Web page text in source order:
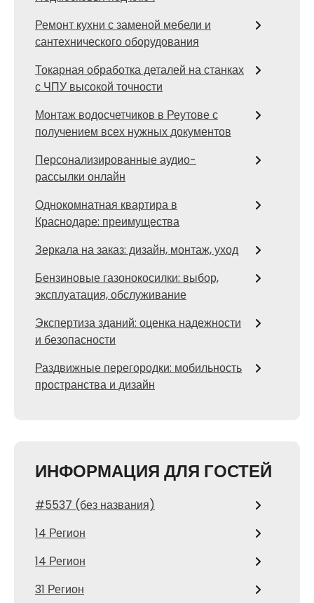
Ремонт кухни с заменой мебели и
сантехнического оборудования
Токарная обработка деталей на станках
с ЧПУ высокой точности
Монтаж водосчетчиков в Реутове с
получением всех нужных документов
Персонализированные аудио-
рассылки онлайн
Однокомнатная квартира в
Краснодаре: преимущества
Зеркала на заказ: дизайн, монтаж, уход
Бензиновые газонокосилки: выбор,
эксплуатация, обслуживание
Экспертиза зданий: оценка надежности
и безопасности
Раздвижные перегородки: мобильность
пространства и дизайн
ИНФОРМАЦИЯ ДЛЯ ГОСТЕЙ
#5537 (без названия)
14 Регион
14 Регион
31 Регион